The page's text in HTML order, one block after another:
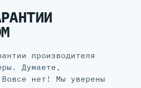
производителя
Думаете,
нет! Мы уверены